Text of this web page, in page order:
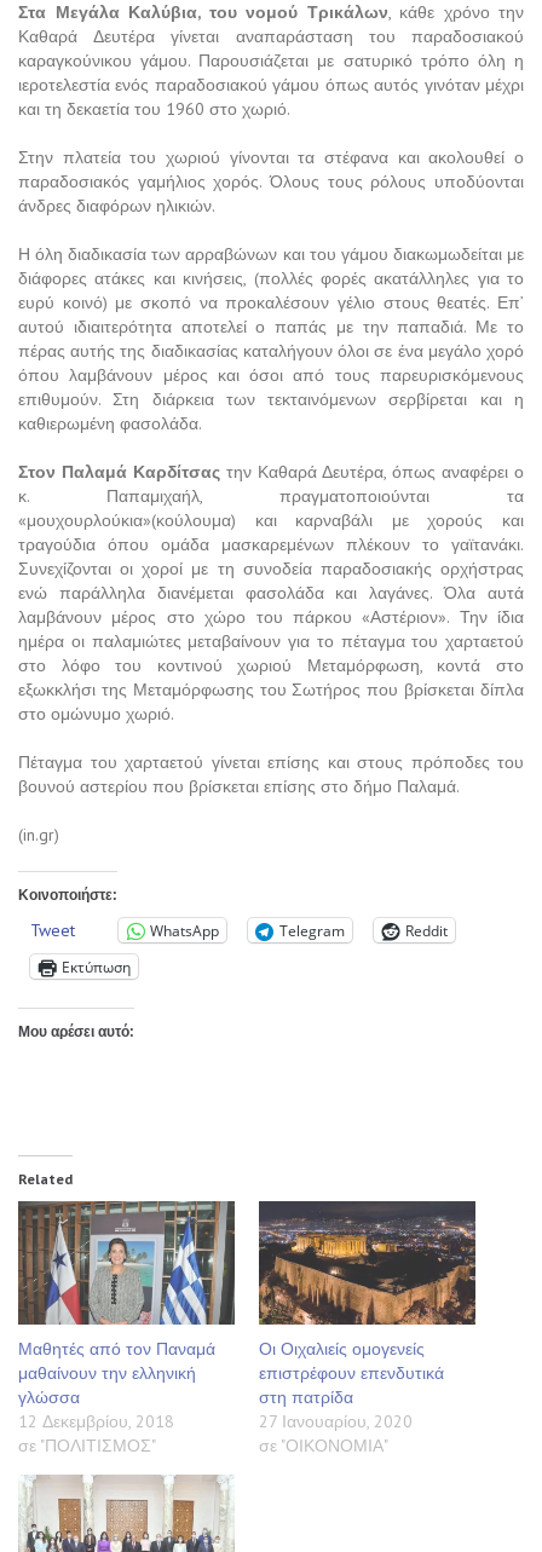
Στα Μεγάλα Καλύβια, του νομού Τρικάλων, κάθε χρόνο την
Καθαρά Δευτέρα γίνεται αναπαράσταση του παραδοσιακού
καραγκούνικου γάμου. Παρουσιάζεται με σατυρικό τρόπο όλη η
ιεροτελεστία ενός παραδοσιακού γάμου όπως αυτός γινόταν μέχρι
και τη δεκαετία του 1960 στο χωριό.
Στην πλατεία του χωριού γίνονται τα στέφανα και ακολουθεί ο
παραδοσιακός γαμήλιος χορός. Όλους τους ρόλους υποδύονται
άνδρες διαφόρων ηλικιών.
Η όλη διαδικασία των αρραβώνων και του γάμου διακωμωδείται με
διάφορες ατάκες και κινήσεις, (πολλές φορές ακατάλληλες για το
ευρύ κοινό) με σκοπό να προκαλέσουν γέλιο στους θεατές. Επ’
αυτού ιδιαιτερότητα αποτελεί ο παπάς με την παπαδιά. Με το
πέρας αυτής της διαδικασίας καταλήγουν όλοι σε ένα μεγάλο χορό
όπου λαμβάνουν μέρος και όσοι από τους παρευρισκόμενους
επιθυμούν. Στη διάρκεια των τεκταινόμενων σερβίρεται και η
καθιερωμένη φασολάδα.
Στον Παλαμά Καρδίτσαςτην Καθαρά Δευτέρα, όπως αναφέρει ο
κ. Παπαμιχαήλ, πραγματοποιούνται τα
«μουχουρλούκια»(κούλουμα) και καρναβάλι με χορούς και
τραγούδια όπου ομάδα μασκαρεμένων πλέκουν το γαϊτανάκι.
Συνεχίζονται οι χοροί με τη συνοδεία παραδοσιακής ορχήστρας
ενώ παράλληλα διανέμεται φασολάδα και λαγάνες. Όλα αυτά
λαμβάνουν μέρος στο χώρο του πάρκου «Αστέριον». Την ίδια
ημέρα οι παλαμιώτες μεταβαίνουν για το πέταγμα του χαρταετού
στο λόφο του κοντινού χωριού Μεταμόρφωση, κοντά στο
εξωκκλήσι της Μεταμόρφωσης του Σωτήρος που βρίσκεται δίπλα
στο ομώνυμο χωριό.
Πέταγμα του χαρταετού γίνεται επίσης και στους πρόποδες του
βουνού αστερίου που βρίσκεται επίσης στο δήμο Παλαμά.
(in.gr)
Κοινοποιήστε:
Tweet WhatsApp Telegram
Reddit
Εκτύπωση
Μου αρέσει αυτό:
Related
Μαθητές από τον Παναμά
μαθαίνουν την ελληνική
γλώσσα
12 Δεκεμβρίου, 2018
σε "ΠΟΛΙΤΙΣΜΟΣ"
Οι Οιχαλιείς ομογενείς
επιστρέφουν επενδυτικά
στη πατρίδα
27 Ιανουαρίου, 2020
σε "ΟΙΚΟΝΟΜΙΑ"